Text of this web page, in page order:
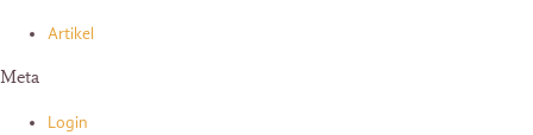
Artikel
Meta
Login